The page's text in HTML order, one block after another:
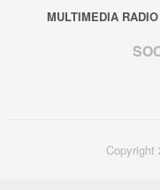
MULTIMEDIA RADIO
Copyright